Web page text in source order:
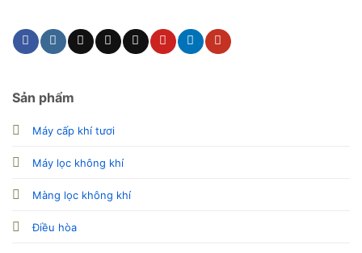
Sản phẩm
Máy cấp khí tươi
Máy lọc không khí
Màng lọc không khí
Điều hòa